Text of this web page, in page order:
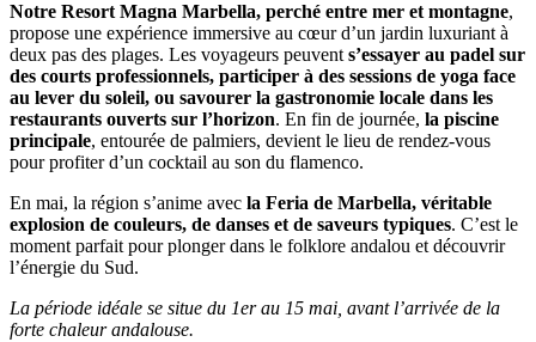
Notre Resort Magna Marbella, perché entre mer et montagne,
propose une expérience immersive au cœur d’un jardin luxuriant à
deux pas des plages. Les voyageurs peuvent s’essayer au padel sur
des courts professionnels, participer à des sessions de yoga face
au lever du soleil, ou savourer la gastronomie locale dans les
restaurants ouverts sur l’horizon. En fin de journée, la piscine
principale, entourée de palmiers, devient le lieu de rendez-vous
pour profiter d’un cocktail au son du flamenco.
En mai, la région s’anime avec la Feria de Marbella, véritable
explosion de couleurs, de danses et de saveurs typiques. C’est le
moment parfait pour plonger dans le folklore andalou et découvrir
l’énergie du Sud.
La période idéale se situe du 1er au 15 mai, avant l’arrivée de la
forte chaleur andalouse.